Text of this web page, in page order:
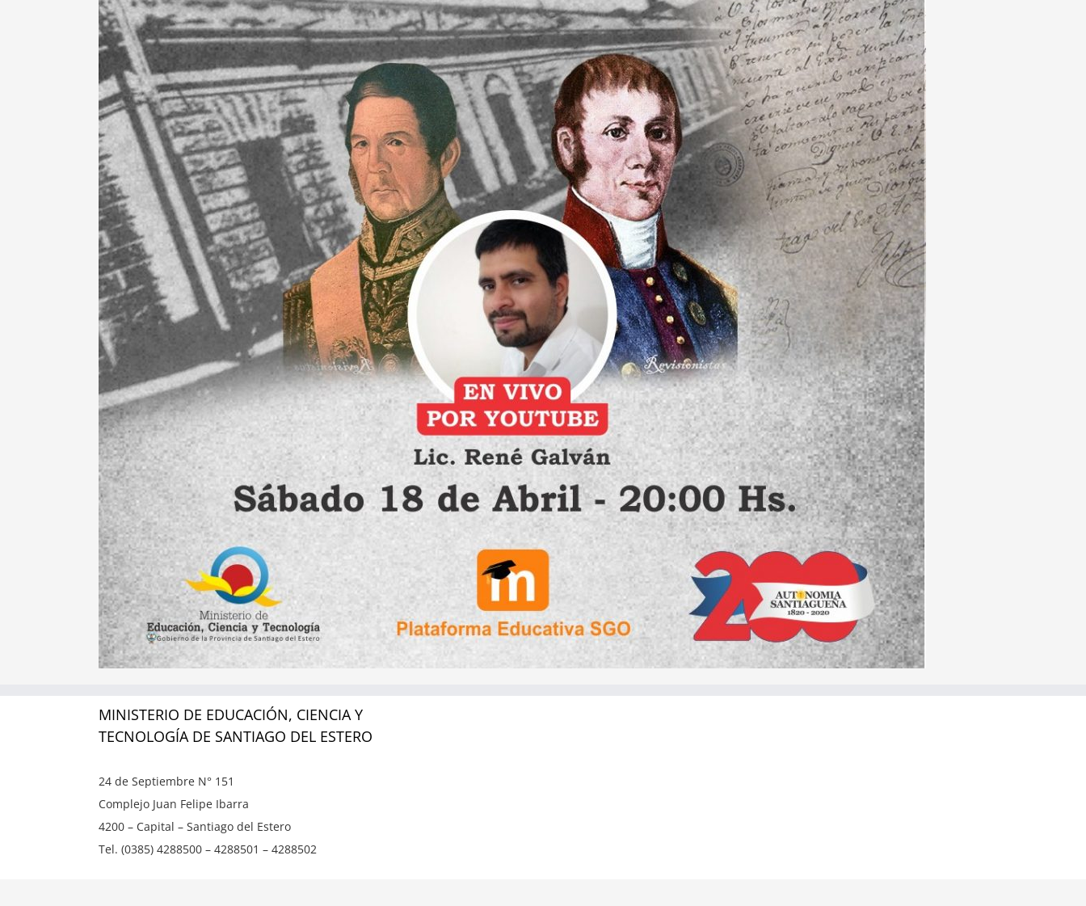
MINISTERIO DE EDUCACIÓN, CIENCIA Y
TECNOLOGÍA DE SANTIAGO DEL ESTERO
24 de Septiembre N° 151
Complejo Juan Felipe Ibarra
4200 – Capital – Santiago del Estero
Tel. (0385) 4288500 – 4288501 – 4288502